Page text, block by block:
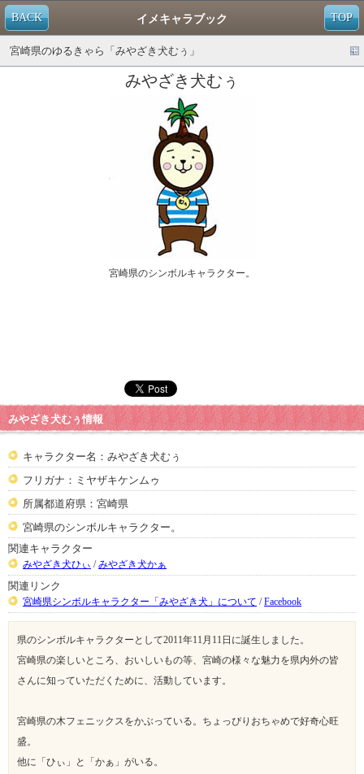
TOP
BACK イメキャラブック
宮崎県のゆるきゃら「みやざき犬むぅ」
みやざき犬むぅ
宮崎県のシンボルキャラクター。
みやざき犬むぅ情報
キャラクター名：みやざき犬むぅ
フリガナ：ミヤザキケンムゥ
所属都道府県：宮崎県
宮崎県のシンボルキャラクター。
関連キャラクター
みやざき犬ひぃ /みやざき犬かぁ
関連リンク
宮崎県シンボルキャラクター「みやざき犬」について /Facebook
県のシンボルキャラクターとして2011年11月11日に誕生しました。
宮崎県の楽しいところ、おいしいもの等、宮崎の様々な魅力を県内外の皆
さんに知っていただくために、活動しています。
宮崎県の木フェニックスをかぶっている。ちょっぴりおちゃめで好奇心旺
盛。
他に「ひぃ」と「かぁ」がいる。